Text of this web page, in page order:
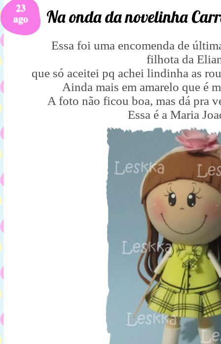
23
ago Na onda da novelinha
Essa foi uma encomenda de
filhota da
que só aceitei pq achei lindinha as
Ainda mais em amarelo que é
A foto não ficou boa, mas dá pra
Essa é a Maria